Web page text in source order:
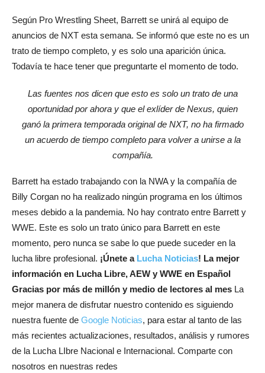
Según Pro Wrestling Sheet, Barrett se unirá al equipo de
anuncios de NXT esta semana. Se informó que este no es un
trato de tiempo completo, y es solo una aparición única.
Todavía te hace tener que preguntarte el momento de todo.
Las fuentes nos dicen que esto es solo un trato de una
oportunidad por ahora y que el exlíder de Nexus, quien
ganó la primera temporada original de NXT, no ha firmado
un acuerdo de tiempo completo para volver a unirse a la
compañía.
Barrett ha estado trabajando con la NWA y la compañía de
Billy Corgan no ha realizado ningún programa en los últimos
meses debido a la pandemia. No hay contrato entre Barrett y
WWE. Este es solo un trato único para Barrett en este
momento, pero nunca se sabe lo que puede suceder en la
lucha libre profesional. ¡Únete a Lucha Noticias! La mejor
información en Lucha Libre, AEW y WWE en Español
Gracias por más de millón y medio de lectores al mes La
mejor manera de disfrutar nuestro contenido es siguiendo
nuestra fuente de Google Noticias, para estar al tanto de las
más recientes actualizaciones, resultados, análisis y rumores
de la Lucha LIbre Nacional e Internacional. Comparte con
nosotros en nuestras redes